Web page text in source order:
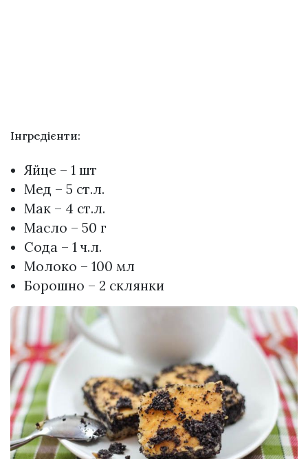
Інгредієнти:
Яйце – 1 шт
Мед – 5 ст.л.
Мак – 4 ст.л.
Масло – 50 г
Сода – 1 ч.л.
Молоко – 100 мл
Борошно – 2 склянки